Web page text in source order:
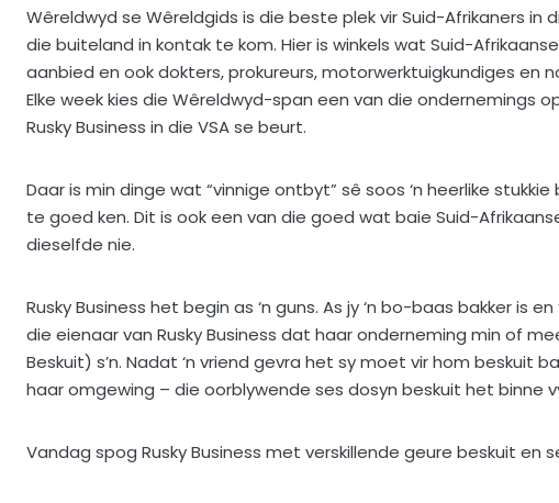
Wêreldwyd se Wêreldgids is die beste plek vir Suid-Afrikaners
die buiteland in kontak te kom. Hier is winkels wat Suid-
aanbied en ook dokters, prokureurs, motorwerktuigkundiges en
Elke week kies die Wêreldwyd-span een van die ondernemings
Rusky Business in die VSA se beurt.
Daar is min dinge wat “vinnige ontbyt” sê soos ‘n heerlike
te goed ken. Dit is ook een van die goed wat baie Suid-
dieselfde nie.
Rusky Business het begin as ‘n guns. As jy ‘n bo-baas bakker is
die eienaar van Rusky Business dat haar onderneming min of
Beskuit) s’n. Nadat ‘n vriend gevra het sy moet vir hom beskuit
haar omgewing – die oorblywende ses dosyn beskuit het binne
Vandag spog Rusky Business met verskillende geure beskuit